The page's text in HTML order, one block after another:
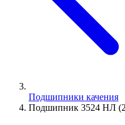
Подшипники качения
Подшипник 3524 НЛ